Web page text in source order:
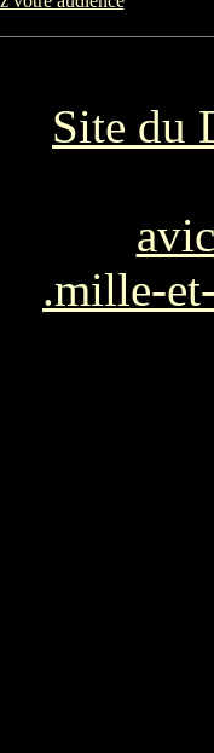
Site du
.mille-